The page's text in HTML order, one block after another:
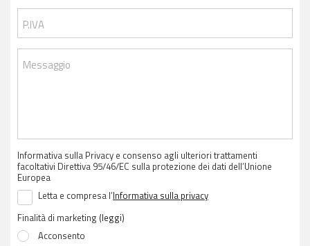
P.IVA
Messaggio
Informativa sulla Privacy e consenso agli ulteriori trattamenti
facoltativi Direttiva 95/46/EC sulla protezione dei dati dell’Unione
Europea
Letta e compresa l’Informativa sulla privacy
Finalità di marketing (leggi)
Acconsento